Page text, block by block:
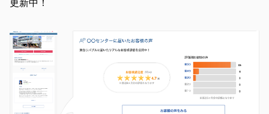
更新中！